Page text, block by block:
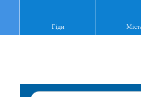
Гіди